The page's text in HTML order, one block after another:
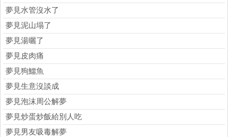
夢見水管沒水了
夢見泥山塌了
夢見湯曬了
夢見皮肉痛
夢見狗鱷魚
夢見生意沒談成
夢見泡沫周公解夢
夢見炒蛋炒飯給別人吃
夢見男友吸毒解夢